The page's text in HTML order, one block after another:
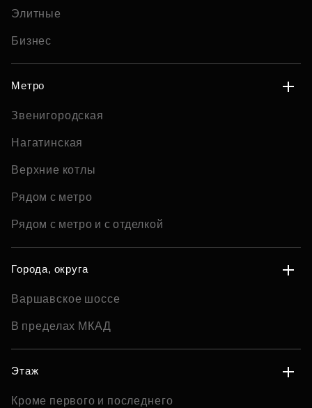
Элитные
Бизнес
Метро
Звенигородская
Нагатинская
Верхние котлы
Рядом с метро
Рядом с метро и с отделкой
Города, округа
Варшавское шоссе
В пределах МКАД
Этаж
Кроме первого и последнего